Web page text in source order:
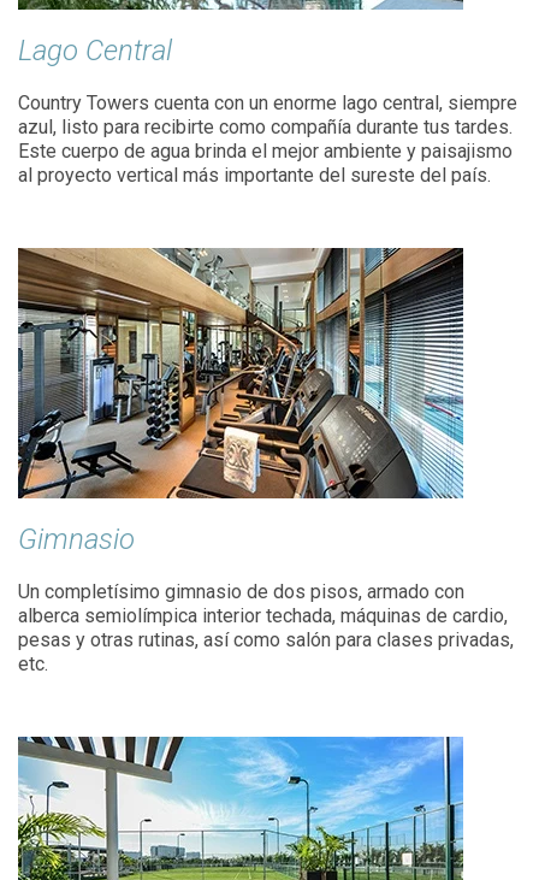
Lago Central
Country Towers cuenta con un enorme lago central, siempre
azul, listo para recibirte como compañía durante tus tardes.
Este cuerpo de agua brinda el mejor ambiente y paisajismo
al proyecto vertical más importante del sureste del país.
Gimnasio
Un completísimo gimnasio de dos pisos, armado con
alberca semiolímpica interior techada, máquinas de cardio,
pesas y otras rutinas, así como salón para clases privadas,
etc.